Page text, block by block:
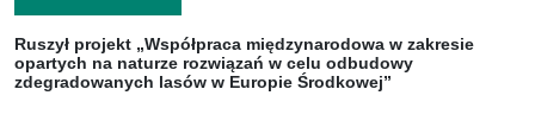
Ruszył projekt „Współpraca międzynarodowa w zakresie
opartych na naturze rozwiązań w celu odbudowy
zdegradowanych lasów w Europie Środkowej”